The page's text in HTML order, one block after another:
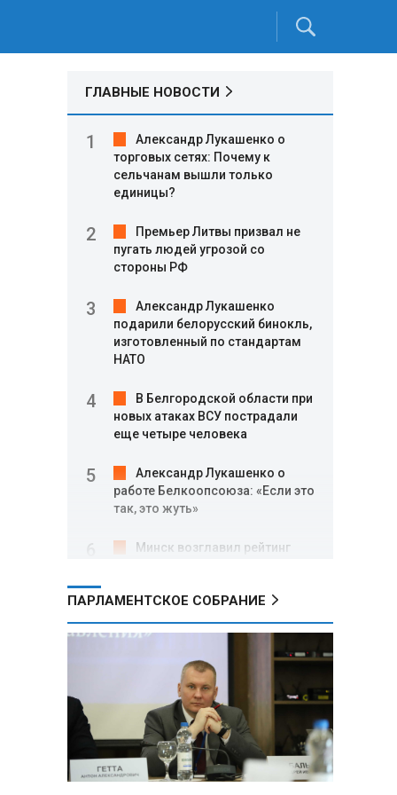
ГЛАВНЫЕ НОВОСТИ
Александр Лукашенко о
торговых сетях: Почему к
сельчанам вышли только
единицы?
Премьер Литвы призвал не
пугать людей угрозой со
стороны РФ
Александр Лукашенко
подарили белорусский бинокль,
изготовленный по стандартам
НАТО
В Белгородской области при
новых атаках ВСУ пострадали
еще четыре человека
Александр Лукашенко о
работе Белкоопсоюза: «Если это
так, это жуть»
Минск возглавил рейтинг
Минобороны РФ: при
освобождении Анискино ВСУ
понесли большие потери, часть
военных сдалась в плен
Александр Лукашенко:
Россияне «услышали батьку» и
скупают пустующие дома в
белорусских деревнях
ПАРЛАМЕНТСКОЕ СОБРАНИЕ